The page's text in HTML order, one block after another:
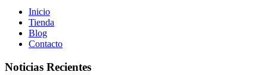
Inicio
Tienda
Blog
Contacto
Noticias Recientes